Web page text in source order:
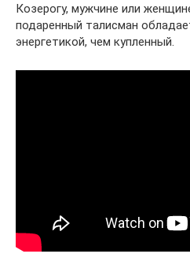
Козерогу, мужчине или
подаренный талисман
энергетикой, чем купленный.